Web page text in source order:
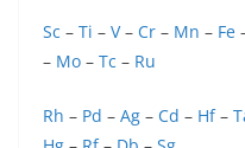
Sc – Ti – V– Cr – Mn – Fe
– Mo – Tc – Ru
Rh – Pd – Ag – Cd – Hf–